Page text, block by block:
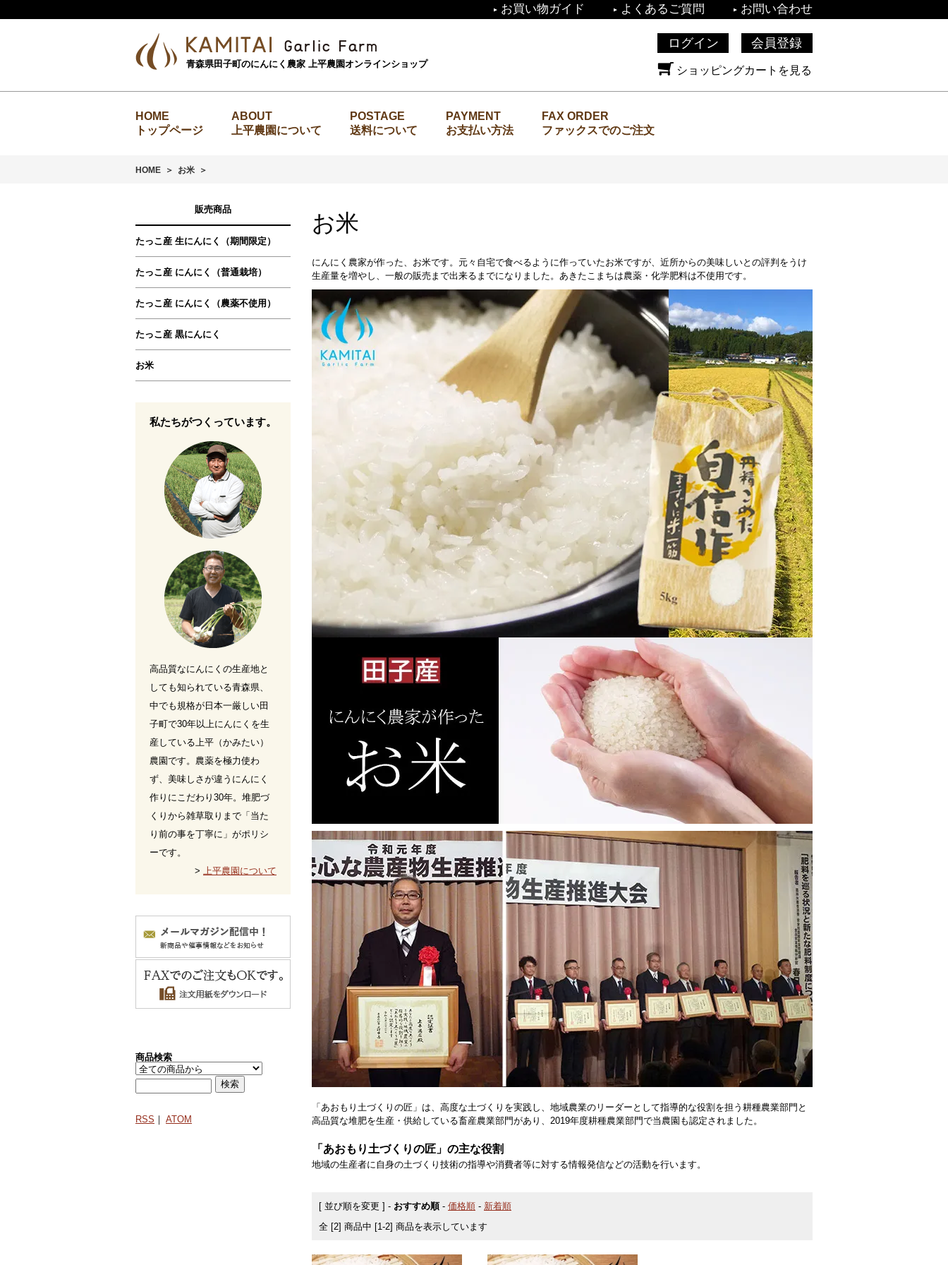
お買い物ガイド よくあるご質問 お問い合わせ
青森県田子町のにんにく農家 上平農園オンラインショップ
ログイン 会員登録
ショッピングカートを見る
トップページ 上平農園について 送料について お支払い方法 ファックスでのご注文
HOME お米
お米
にんにく農家が作った、お米です。元々自宅で食べるように作っていたお米ですが、近所からの美味しいとの評判をうけ
生産量を増やし、一般の販売まで出来るまでになりました。あきたこまちは農薬・化学肥料は不使用です。
「あおもり土づくりの匠」は、高度な土づくりを実践し、地域農業のリーダーとして指導的な役割を担う耕種農業部門と
高品質な堆肥を生産・供給している畜産農業部門があり、2019年度耕種農業部門で当農園も認定されました。
「あおもり土づくりの匠」の主な役割
地域の生産者に自身の土づくり技術の指導や消費者等に対する情報発信などの活動を行います。
[ 並び順を変更 ] - おすすめ順- 価格順 - 新着順
全 [2] 商品中 [1-2] 商品を表示しています
販売商品
たっこ産 生にんにく（期間限定）
たっこ産 にんにく（普通栽培）
たっこ産 にんにく（農薬不使用）
たっこ産 黒にんにく
お米
私たちがつくっています。
高品質なにんにくの生産地と
しても知られている青森県、
中でも規格が日本一厳しい田
子町で30年以上にんにくを生
産している上平（かみたい）
農園です。農薬を極力使わ
ず、美味しさが違うにんにく
作りにこだわり30年。堆肥づ
くりから雑草取りまで「当た
り前の事を丁寧に」がポリシ
ーです。
>
上平農園について
商品検索
RSS ｜ ATOM